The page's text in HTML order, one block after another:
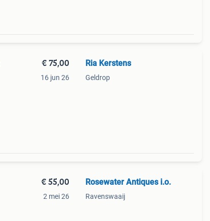
€ 75,00
16 jun 26
Ria Kerstens
Geldrop
€ 55,00
2 mei 26
Rosewater Antiques i.o.
Ravenswaaij